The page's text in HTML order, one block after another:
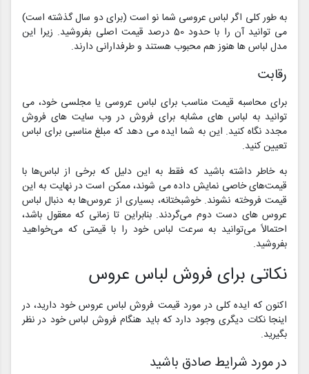
به طور کلی اگر لباس عروسی شما نو است (برای دو سال گذشته است)
می توانید آن را با حدود 50 درصد قیمت اصلی بفروشید. زیرا این
مدل لباس ها هنوز هم محبوب هستند و طرفدارانی دارند.
رقابت
برای محاسبه قیمت مناسب برای لباس عروسی یا مجلسی خود، می
توانید به لباس های مشابه برای فروش در وب سایت های فروش
مجدد نگاه کنید. این به شما ایده می دهد که مبلغ مناسبی برای لباس
تعیین کنید.
به خاطر داشته باشید که فقط به این دلیل که برخی از لباس‌ها با
قیمت‌های خاصی نمایش داده می شوند، ممکن است در نهایت به این
قیمت فروخته نشوند. خوشبختانه، بسیاری از عروس‌ها به دنبال لباس‌
عروس های دست دوم می‌گردند. بنابراین تا زمانی که معقول باشد،
احتمالاً می‌توانید به سرعت لباس خود را با قیمتی که می‌خواهید
بفروشید.
نکاتی برای فروش لباس عروس
اکنون که ایده کلی در مورد قیمت فروش لباس عروس خود دارید، در
اینجا نکات دیگری وجود دارد که باید هنگام فروش لباس خود در نظر
بگیرید.
در مورد شرایط صادق باشید